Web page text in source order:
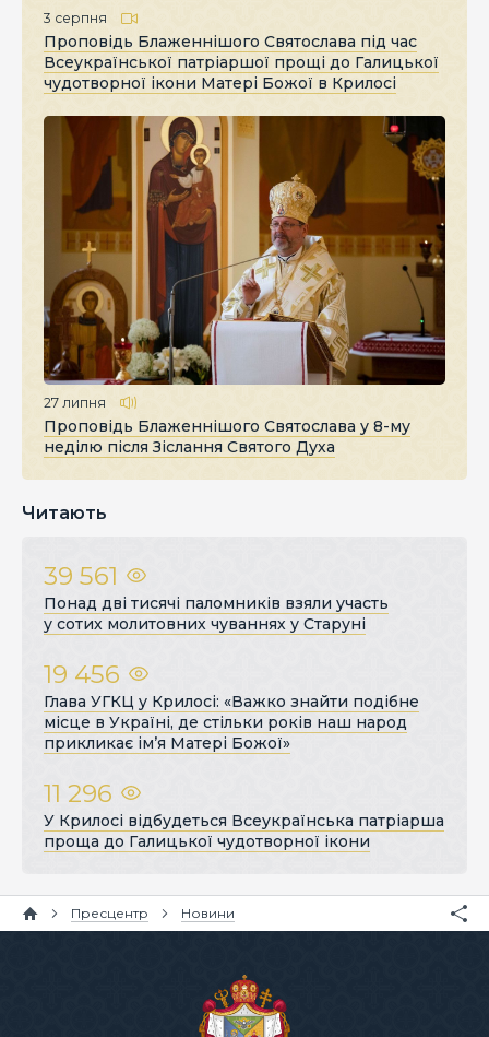
3 серпня
Проповідь Блаженнішого Святослава під час
Всеукраїнської патріаршої прощі до Галицької
чудотворної ікони Матері Божої в Крилосі
27 липня
Проповідь Блаженнішого Святослава у 8-му
неділю після Зіслання Святого Духа
Читають
39 561
Понад дві тисячі паломників взяли участь
у сотих молитовних чуваннях у Старуні
19 456
Глава УГКЦ у Крилосі: «Важко знайти подібне
місце в Україні, де стільки років наш народ
прикликає ім’я Матері Божої»
11 296
У Крилосі відбудеться Всеукраїнська патріарша
проща до Галицької чудотворної ікони
Пресцентр Новини